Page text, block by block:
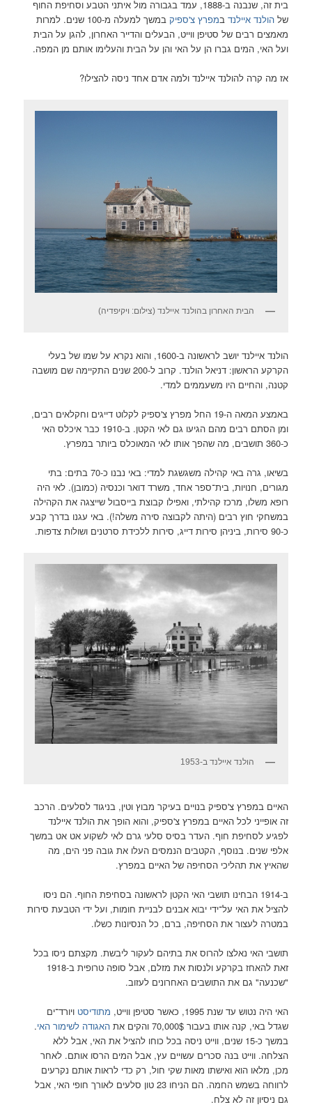
בית זה, שנבנה ב-1888, עמד בגבורה מול איתני הטבע וסחיפת החוף
שלהולנד איילנד במפרץ צ'ספיק
במשך למעלה מ-100 שנים. למרות
מאמצים רבים של סטיפן ווייט, הבעלים והדייר האחרון, להגן על הבית
ועל האי, המים גברו הן על האי והן על הבית והעלימו אותם מן המפה.
אז מה קרה להולנד איילנד ולמה אדם אחד ניסה להצילו?
הבית האחרון בהולנד איילנד (צילום: ויקיפדיה)
הולנד איילנד יושב לראשונה ב-1600, והוא נקרא על שמו של בעלי
הקרקע הראשון: דניאל הולנד. קרוב ל-200 שנים התקיימה שם מושבה
קטנה, והחיים היו משעממים למדי.
באמצע המאה ה-19 החל מפרץ צ'ספיק לקלוט דייגים וחקלאים רבים,
ומן הסתם רבים מהם הגיעו גם לאי הקטן. ב-1910 כבר איכלס האי
כ-360 תושבים, מה שהפך אותו לאי המאוכלס ביותר במפרץ.
בשיאו, גרה באי קהילה משגשגת למדי: באי נבנו כ-70 בתים: בתי
מגורים, חנויות, בית־ספר אחד, משרד דואר וכנסיה (כמובן). לאי היה
רופא משלו, מרכז קהילתי, ואפילו קבוצת בייסבול שייצגה את הקהילה
במשחקי חוץ רבים (היתה לקבוצה סירה משלה!). באי עגנו בדרך קבע
כ-90 סירות, ביניהן סירות דייג, סירות ללכידת סרטנים ושולות צדפות.
הולנד איילנד ב-1953
האיים במפרץ צ'ספיק בנויים בעיקר מבוץ וטין, בניגוד לסלעים. הרכב
זה אופייני לכל האיים במפרץ צ'ספיק, והוא הופך את הולנד איילנד
לפגיע לסחיפת חוף. העדר בסיס סלעי גרם לאי לשקוע אט אט במשך
אלפי שנים. בנוסף, הקטבים הנמסים העלו את גובה פני הים, מה
שהאיץ את תהליכי הסחיפה של האיים במפרץ.
ב-1914 הבחינו תושבי האי הקטן לראשונה בסחיפת החוף. הם ניסו
להציל את האי על־ידי יבוא אבנים לבניית חומות, ועל ידי הטבעת סירות
במטרה לעצור את הסחיפה, ברם, כל הנסיונות כשלו.
תושבי האי נאלצו להרוס את בתיהם לעקור ליבשת. מקצתם ניסו בכל
זאת להאחז בקרקע ולנסות את מזלם, אבל סופה טרופית ב-1918
"שכנעה" גם את התושבים האחרונים לעזוב.
האי היה נטוש עד שנת 1995, כאשר סטיפן ווייט, מתודיסט ויורד־ים
שגדל באי, קנה אותו בעבור 70,000$ והקים את
האגודה לשימור האי.
במשך כ-15 שנים, ווייט ניסה בכל כוחו להציל את האי, אבל ללא
הצלחה. ווייט בנה סכרים עשויים עץ, אבל המים הרסו אותם. לאחר
מכן, מלאו הוא ואישתו מאות שקי חול, רק כדי לראות אותם נקרעים
לרווחה בשמש החמה. הם הניחו 23 טון סלעים לאורך חופי האי, אבל
גם ניסיון זה לא צלח.